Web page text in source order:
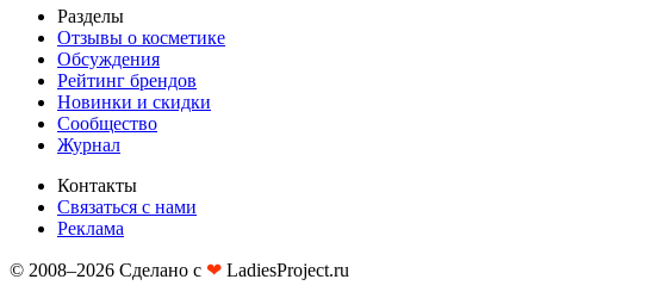
Разделы
Отзывы о косметике
Обсуждения
Рейтинг брендов
Новинки и скидки
Сообщество
Журнал
Контакты
Связаться с нами
Реклама
© 2008–2026 Сделано с ❤︎ LadiesProject.ru